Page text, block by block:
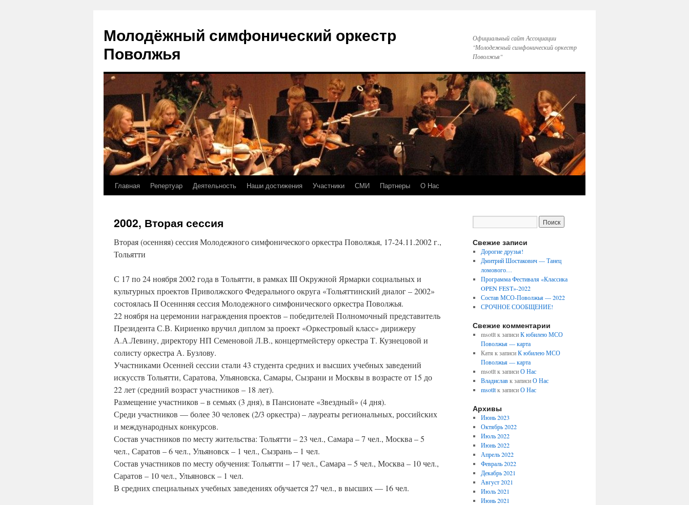
Молодёжный симфонический оркестр
Поволжья
Официальный сайт Ассоциации
"Молодежный симфонический оркестр
Поволжья"
Skip
content
Главная Репертуар Деятельность Наши достижения Участники СМИ Партнеры О Нас
2002, Вторая сессия
Вторая (осенняя) сессия Молодежного симфонического оркестра Поволжья, 17-24.11.2002 г.,
Тольятти
С 17 по 24 ноября 2002 года в Тольятти, в рамках III Окружной Ярмарки социальных и
культурных проектов Приволжского Федерального округа «Тольяттинский диалог – 2002»
состоялась II Осеннняя сессия Молодежного симфонического оркестра Поволжья.
22 ноября на церемонии награждения проектов – победителей Полномочный представитель
Президента С.В. Кириенко вручил диплом за проект «Оркестровый класс» дирижеру
А.А.Левину, директору НП Семеновой Л.В., концертмейстеру оркестра Т. Кузнецовой и
солисту оркестра А. Бузлову.
Участниками Осенней сессии стали 43 студента средних и высших учебных заведений
искусств Тольятти, Саратова, Ульяновска, Самары, Сызрани и Москвы в возрасте от 15 до
22 лет (средний возраст участников – 18 лет).
Размещение участников – в семьях (3 дня), в Пансионате «Звездный» (4 дня).
Среди участников — более 30 человек (2/3 оркестра) – лауреаты региональных, российских
и международных конкурсов.
Состав участников по месту жительства: Тольятти – 23 чел., Самара – 7 чел., Москва – 5
чел., Саратов – 6 чел., Ульяновск – 1 чел., Сызрань – 1 чел.
Состав участников по месту обучения: Тольятти – 17 чел., Самара – 5 чел., Москва – 10 чел.,
Саратов – 10 чел., Ульяновск – 1 чел.
В средних специальных учебных заведениях обучается 27 чел., в высших — 16 чел.
Свежие записи
Дорогие друзья!
Дмитрий Шостакович — Танец
ломового…
Программа Фестиваля «Классика
OPEN FEST»-2022
Состав МСО-Поволжья — 2022
СРОЧНОЕ СООБЩЕНИЕ!
Свежие комментарии
msotltк записиК юбилею МСО
Поволжья — карта
Катя к записиК юбилею МСО
Поволжья — карта
msotltк записиО Нас
Владиславк записиО Нас
msotltк записиО Нас
Архивы
Июнь 2023
Октябрь 2022
Июль 2022
Июнь 2022
Апрель 2022
Февраль 2022
Декабрь 2021
Август 2021
Июль 2021
Июнь 2021